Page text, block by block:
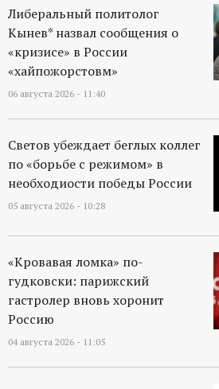
н
н
ы
й
п
о
р
т
а
л
Либеральный политолог
Кынев* назвал сообщения о
«кризисе» в России
«хайпожорстовм»
06 августа 2026 - 11:40
Светов убеждает беглых коллег
по «борьбе с режимом» в
необходиости победы России
05 августа 2026 - 10:28
«Кровавая ломка» по-
гудковски: парижский
гастролер вновь хоронит
Россию
04 августа 2026 - 11:05